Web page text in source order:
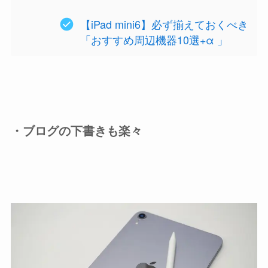
【iPad mini6】必ず揃えておくべき
「おすすめ周辺機器10選+α 」
・ブログの下書きも楽々